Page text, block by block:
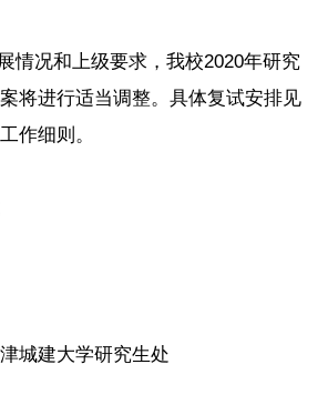
况和上级要求，我校2020年研究
将进行适当调整。具体复试安排见
作细则。
建大学研究生处